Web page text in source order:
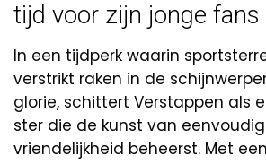
tijd voor zijn jonge fans
In een tijdperk waarin
verstrikt raken in de
glorie, schittert Verstappen als
ster die de kunst van
vriendelijkheid beheerst. Met